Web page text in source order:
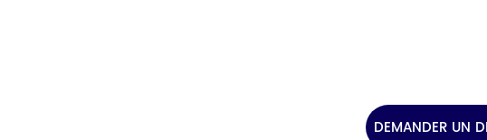
DEMANDER UN